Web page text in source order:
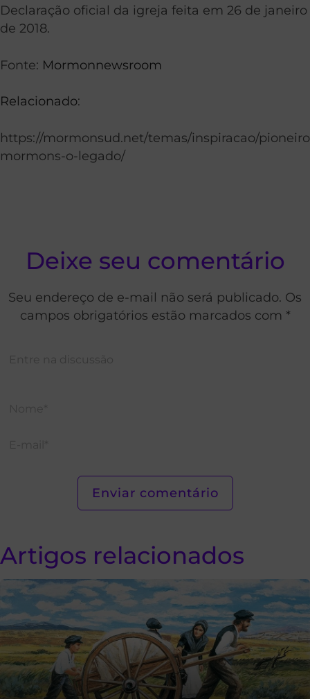
Declaração oficial da igreja feita em 26 de janeiro
de 2018.
Fonte: Mormonnewsroom
Relacionado:
https://mormonsud.net/temas/inspiracao/
mormons-o-legado/
Deixe seu comentário
Seu endereço de e-mail não será publicado. Os
campos obrigatórios estão marcados com *
Artigos relacionados